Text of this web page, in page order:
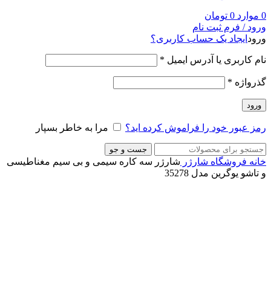
0 موارد 0 تومان
ورود / فرم ثبت نام
ورود ایجاد یک حساب کاربری؟
نام کاربری یا آدرس ایمیل *
گذرواژه *
ورود
رمز عبور خود را فراموش کرده اید؟ مرا به خاطر بسپار
جست و جو
خانه فروشگاه شارژر شارژر سه کاره سیمی و بی سیم مغناطیسی
و تاشو یوگرین مدل 35278